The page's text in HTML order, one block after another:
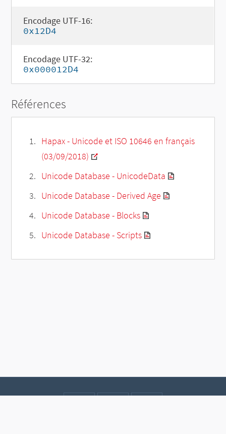
Encodage UTF-16:
0x12D4
Encodage UTF-32:
0x000012D4
Références
Hapax - Unicode et ISO 10646 en français
(03/09/2018)
Unicode Database - UnicodeData
Unicode Database - Derived Age
Unicode Database - Blocks
Unicode Database - Scripts